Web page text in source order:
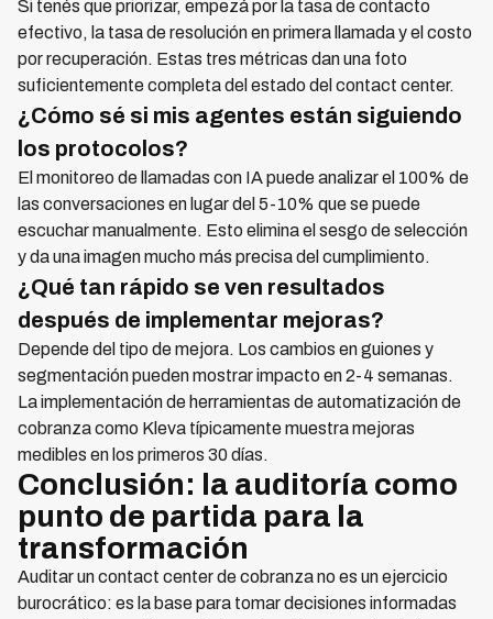
Si tenés que priorizar, empezá por la tasa de contacto
efectivo, la tasa de resolución en primera llamada y el costo
por recuperación. Estas tres métricas dan una foto
suficientemente completa del estado del contact center.
¿Cómo sé si mis agentes están siguiendo
los protocolos?
El monitoreo de llamadas con IA puede analizar el 100% de
las conversaciones en lugar del 5-10% que se puede
escuchar manualmente. Esto elimina el sesgo de selección
y da una imagen mucho más precisa del cumplimiento.
¿Qué tan rápido se ven resultados
después de implementar mejoras?
Depende del tipo de mejora. Los cambios en guiones y
segmentación pueden mostrar impacto en 2-4 semanas.
La implementación de herramientas de automatización de
cobranza como Kleva típicamente muestra mejoras
medibles en los primeros 30 días.
Conclusión: la auditoría como
punto de partida para la
transformación
Auditar un contact center de cobranza no es un ejercicio
burocrático: es la base para tomar decisiones informadas